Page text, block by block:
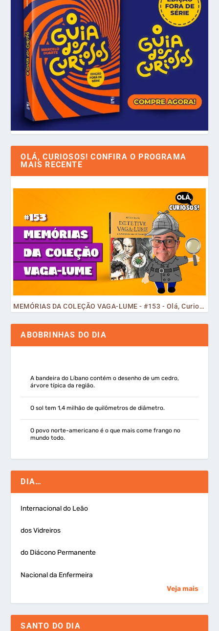
OLÁ, CURIOSOS! CONFIRA O PROGRAMA
MAIS RECENTE
MEMÓRIAS DA COLEÇÃO VAGA-LUME - #153 - Olá, Curiosos! 2023
ABOBRINHAS DO DIA
A bandeira do Líbano contém o desenho de um cedro,
árvore típica da região.
O sol tem 1,4 milhão de quilômetros de diâmetro.
O povo norte-americano é o que mais come frango no
mundo todo.
DIA…
Internacional do Leão
dos Vidreiros
do Diácono Permanente
Nacional da Enfermeira
Veja mais
SANTO DO DIA